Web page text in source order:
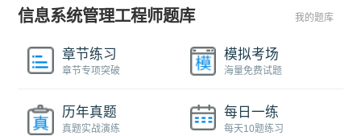
信息系统管理工程师题库 我的题库
章节练习
章节专项突破
模拟考场
海量免费试题
历年真题
真题实战演练
每日一练
每天10题练习